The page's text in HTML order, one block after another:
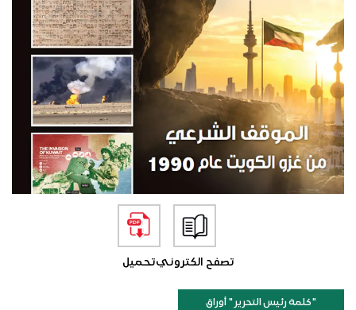
تصفح الكترونيتحميل
"كلمة رئيس التحرير " أوراق